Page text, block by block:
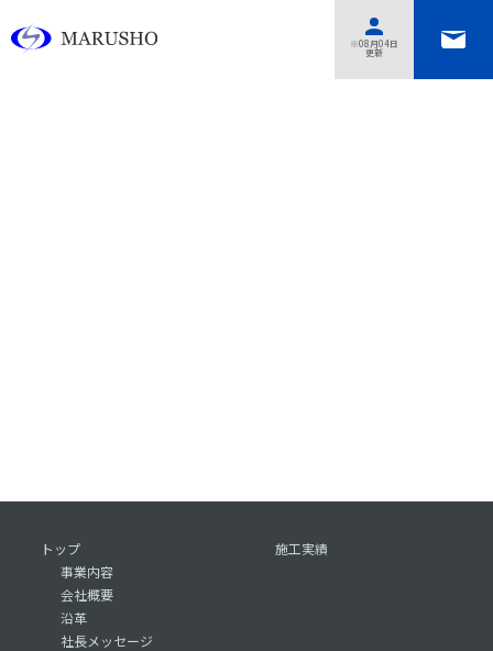
※08月04日
更新
あああああ
トップ
事業内容
会社概要
沿革
社長メッセージ
施工実績